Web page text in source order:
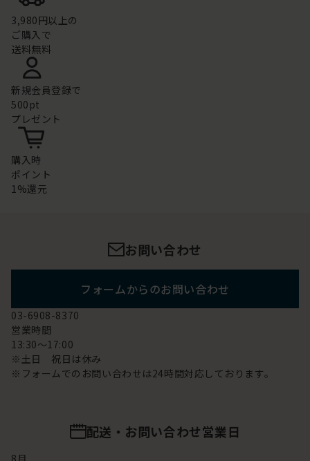
3,980円以上の
ご購入で
送料無料
新規会員登録で
500pt
プレゼント
購入時
ポイント
1%還元
お問い合わせ
フォームからのお問い合わせ
03-6908-8370
営業時間
13:30～17:00
※土日 祝日は休み
※フォームでのお問い合わせは24時間対応しております。
配送・お問い合わせ営業日
8 月